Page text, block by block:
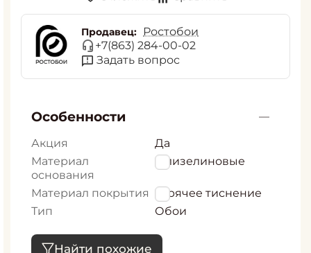
Продавец:
Ростобои
+7(863) 284-00-02
Задать вопрос
Особенности
Акция
Да
Материал
основания
Флизелиновые
Материал покрытия горячее тиснение
Тип
Обои
Найти похожие